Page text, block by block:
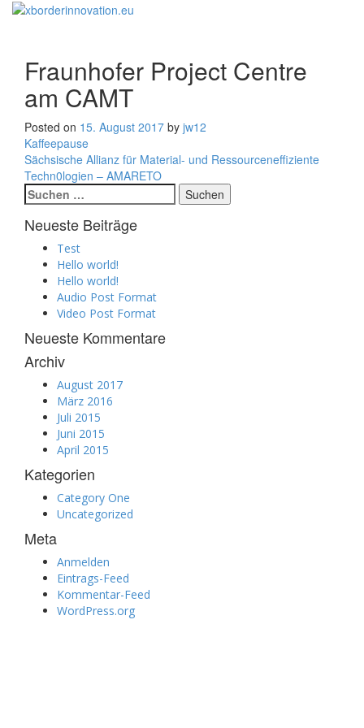
Fraunhofer Project Centre
am CAMT
Posted on 15. August 2017 by jw12
Beitragsnavigation
Kaffeepause
Sächsische Allianz für Material- und Ressourceneffiziente
Techn0logien – AMARETO
Suchen
nach:
Neueste Beiträge
Test
Hello world!
Hello world!
Audio Post Format
Video Post Format
Neueste Kommentare
Archiv
August 2017
März 2016
Juli 2015
Juni 2015
April 2015
Kategorien
Category One
Uncategorized
Meta
Anmelden
Eintrags-Feed
Kommentar-Feed
WordPress.org